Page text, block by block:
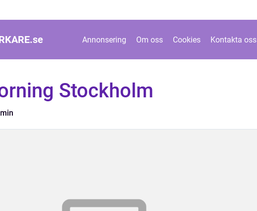
se Annonsering Om oss Cookies Kontakta oss
Stockholm